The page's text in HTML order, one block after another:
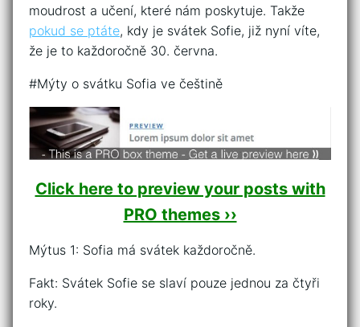
moudrost a učení, které nám poskytuje. Takže
pokud se ptáte, kdy je svátek Sofie, již nyní víte,
že je to každoročně 30. června.
#Mýty o svátku Sofia ve češtině
Click here to preview your posts with
PRO themes ››
Mýtus 1: Sofia má svátek každoročně.
Fakt: Svátek Sofie se slaví pouze jednou za čtyři
roky.